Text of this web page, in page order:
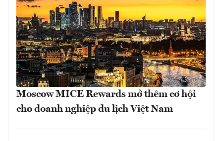
Moscow MICE Rewards mở thêm cơ hội
cho doanh nghiệp du lịch Việt Nam